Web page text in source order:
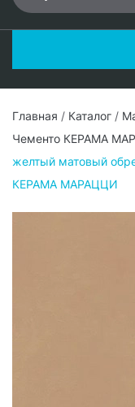
Главная / Каталог /
Чементо КЕРАМА
желтый матовый
КЕРАМА МАРАЦЦИ